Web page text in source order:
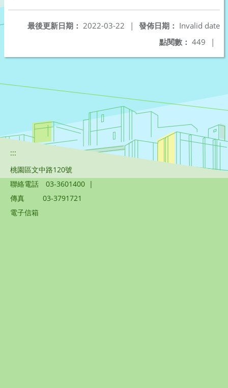
發佈日期： Invalid date
最後更新日期： 2022-03-22
|
點閱數： 449 |
:::
桃園區文中路120號
聯絡電話
03-3601400 |
傳真
03-3791721
電子信箱